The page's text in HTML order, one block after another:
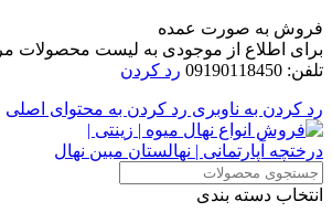
فروش به صورت عمده
برای اطلاع از موجودی به لیست محصولات
تلفن: 09190118450
رد کردن
رد کردن به ناوبری رد کردن به محتوای اصلی
انتخاب دسته بندی